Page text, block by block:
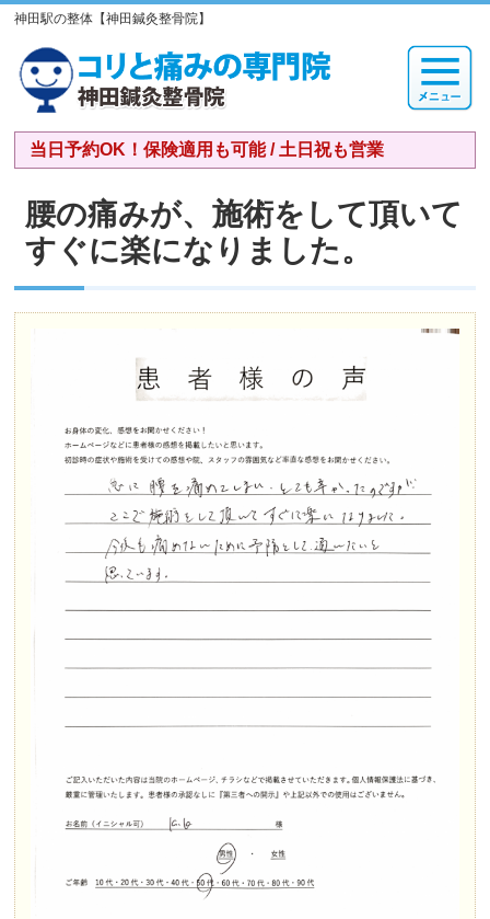
神田駅の整体【神田鍼灸整骨院】
当日予約OK！保険適用も可能 / 土日祝も営業
腰の痛みが、施術をして頂いて
すぐに楽になりました。